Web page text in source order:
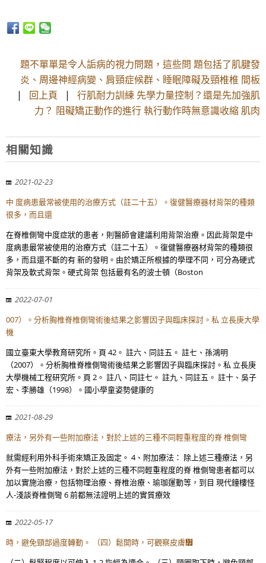
題不單單是令人詬病的視力問題，這些問 題包括了肌腱發
炎、周邊神經病變、肩頸症候群、睡眠障礙及頸椎椎 間板
| 回上頁 | 行肌耐力訓練 先學力量控制？還是先加強肌
力？ 阻礙矯正動作的進行 執行動作時無意識收縮 肌肉
相關知識
2021-02-23
中 度病患最常被使用的治療方式（註二十五）。復健醫療器材背架的種類
很多，而且還
在脊椎側彎中度症狀的患者，則醫師會建議利用背架治療。因此背架是中
度病患最常被使用的治療方式（註二十五）。復健醫療器材背架的種類很
多，而且還不斷的有 新的發明。由於矯正所根據的學理不同，可分為硬式
背架及軟式背架。硬式背架 包括最有名的波士頓（Boston
2022-07-01
007）。分析胸椎脊椎側彎術後結果之影響因子與臨床探討。私 立長庚大學
機
國立臺東大學教育研究所。頁 42。 註六、同註五。 註七、孫鴻明
（2007）。分析胸椎脊椎側彎術後結果之影響因子與臨床探討。私 立長庚
大學機械工程研究所。頁 2。 註八、同註七。 註九、同註五。 註十、吳子
宏、李勝雄（1998）。國小學童姿勢健康的
2021-08-29
療法，另外有一些附加療法，對於上述的三種不同輕重程度的脊 椎側彎
就需經利用外科手術來矯正及固定。 4、附加療法： 除上述三種療法，另
外有一些附加療法，對於上述的三種不同輕重程度的脊 椎側彎患者都可以
加以實施治療，包括物理治療、脊椎治療、瑜珈運動等，到目 現代鐘樓怪
人-淺談脊椎側彎 6 前都無法證明上述的實質療效
2022-05-17
時，避免頸部過度轉動。 （四）鬆開時，可觀察皮膚᣿